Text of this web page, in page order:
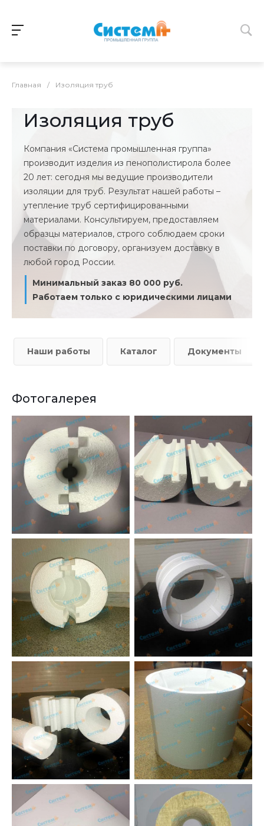
Главная / Изоляция труб
Изоляция труб
Компания «Система промышленная группа»
производит изделия из пенополистирола более
20 лет: сегодня мы ведущие производители
изоляции для труб. Результат нашей работы –
утепление труб сертифицированными
материалами. Консультируем, предоставляем
образцы материалов, строго соблюдаем сроки
поставки по договору, организуем доставку в
любой город России.
Минимальный заказ 80 000 руб.
Работаем только с юридическими лицами
Наши работы Каталог Документы
Фотогалерея